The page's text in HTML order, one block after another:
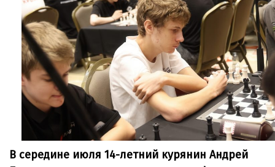
В середине июля 14-летний курянин Андрей